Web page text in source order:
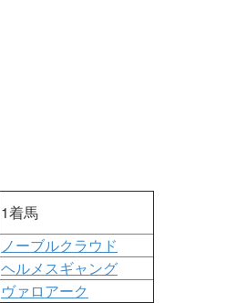
1着馬
ノーブルクラウド
ヘルメスギャング
ヴァロアーク